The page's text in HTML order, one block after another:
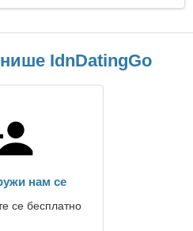
IdnDatingGo
нам се
се бесплатно